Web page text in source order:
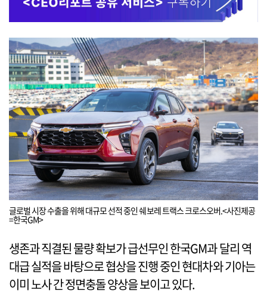
글로벌 시장 수출을 위해 대규모 선적 중인 쉐보레 트랙스 크로스오버.<사진제공
=한국GM>
생존과 직결된 물량 확보가 급선무인 한국GM과 달리 역
대급 실적을 바탕으로 협상을 진행 중인 현대차와 기아는
이미 노사 간 정면충돌 양상을 보이고 있다.